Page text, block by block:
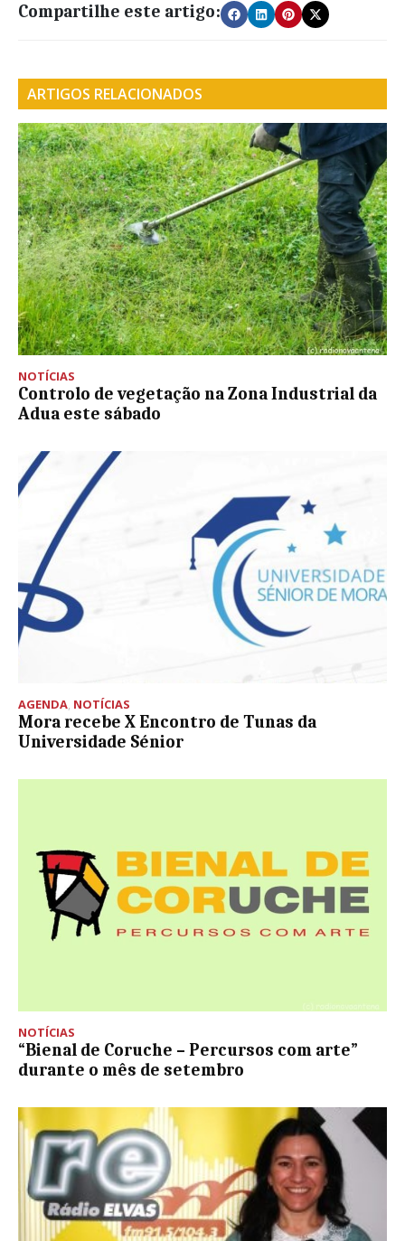
Compartilhe este artigo:
ARTIGOS RELACIONADOS
NOTÍCIAS
Controlo de vegetação na Zona Industrial da
Adua este sábado
AGENDA, NOTÍCIAS
Mora recebe X Encontro de Tunas da
Universidade Sénior
NOTÍCIAS
“Bienal de Coruche – Percursos com arte”
durante o mês de setembro